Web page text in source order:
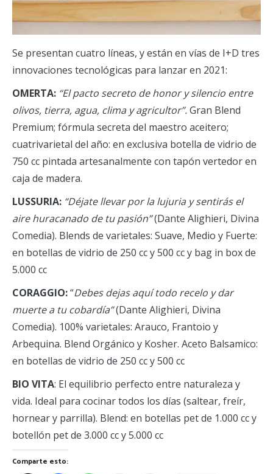
Se presentan cuatro líneas, y están en vías de I+D tres
innovaciones tecnológicas para lanzar en 2021:
OMERTA: “El pacto secreto de honor y silencio entre
olivos, tierra, agua, clima y agricultor”.Gran Blend
Premium; fórmula secreta del maestro aceitero;
cuatrivarietal del año: en exclusiva botella de vidrio de
750 cc pintada artesanalmente con tapón vertedor en
caja de madera.
LUSSURIA: “Déjate llevar por la lujuria y sentirás el
aire huracanado de tu pasión”(Dante Alighieri, Divina
Comedia). Blends de varietales: Suave, Medio y Fuerte:
en botellas de vidrio de 250 cc y 500 cc y bag in box de
5.000 cc
CORAGGIO:“Debes dejas aquí todo recelo y dar
muerte a tu cobardía”(Dante Alighieri, Divina
Comedia). 100% varietales: Arauco, Frantoio y
Arbequina. Blend Orgánico y Kosher. Aceto Balsamico:
en botellas de vidrio de 250 cc y 500 cc
BIO VITA: El equilibrio perfecto entre naturaleza y
vida. Ideal para cocinar todos los días (saltear, freír,
hornear y parrilla). Blend: en botellas pet de 1.000 cc y
botellón pet de 3.000 cc y 5.000 cc
Comparte esto: